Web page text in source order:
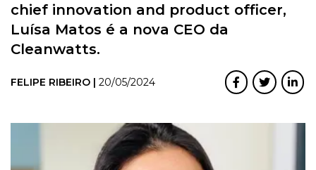
chief innovation and product officer,
Luísa Matos é a nova CEO da
Cleanwatts.
FELIPE RIBEIRO | 20/05/2024